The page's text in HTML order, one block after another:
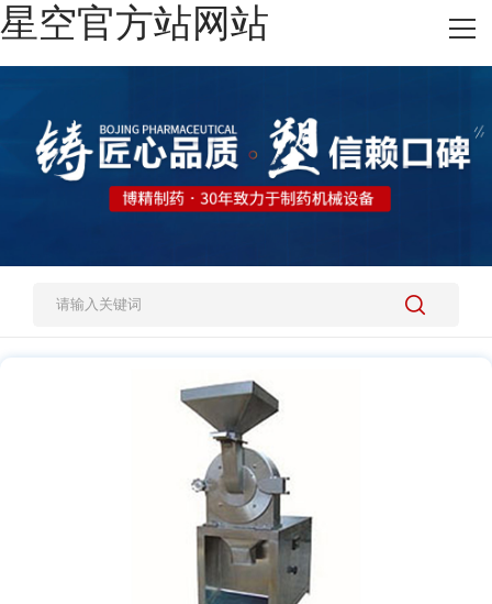
星空官方站网站
网站星空官方站网站
施工案例
人才招聘